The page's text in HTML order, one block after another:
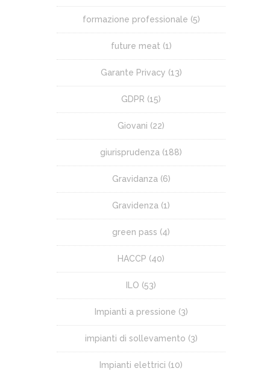
formazione professionale (5)
future meat (1)
Garante Privacy (13)
GDPR (15)
Giovani (22)
giurisprudenza (188)
Gravidanza (6)
Gravidenza (1)
green pass (4)
HACCP (40)
ILO (53)
Impianti a pressione (3)
impianti di sollevamento (3)
Impianti elettrici (10)